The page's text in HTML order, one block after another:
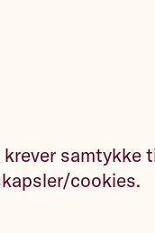
samtykke
cookies.